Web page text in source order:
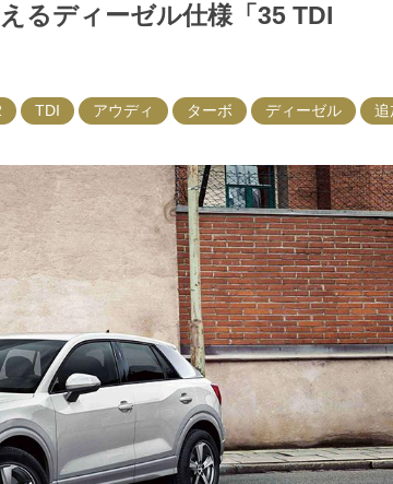
るディーゼル仕様「35 TDI
TDI アウディ ターボ ディーゼル 追